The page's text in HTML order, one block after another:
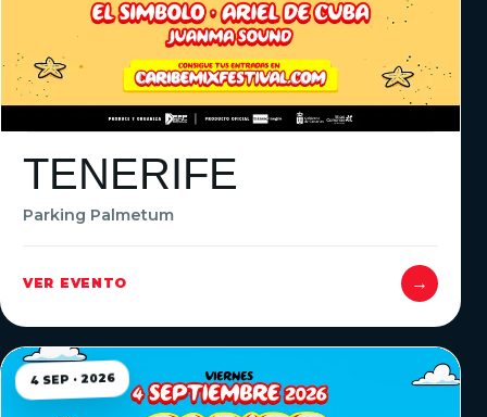
TENERIFE
Parking Palmetum
VER EVENTO →
4 SEP · 2026